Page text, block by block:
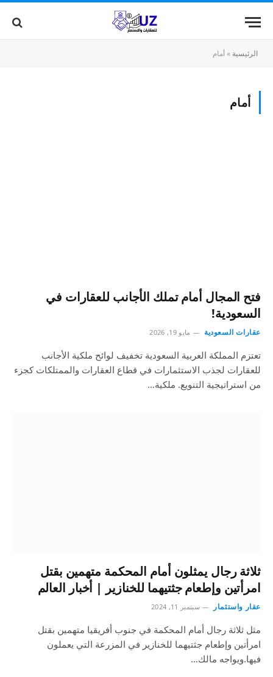
الرئيسية » أمام
أمام
فتح المجال أمام تملك الأجانب للعقارات في
السعودية!
عقارات السعودية مايو 19, 2026
تعتزم المملكة العربية السعودية تخفيف لوائح ملكية الأجانب
للعقارات لجذب الاستثمارات في قطاع العقارات والممتلكات كجزء
من استراتيجية التنويع. ملكية…
ثلاثة رجال يمثلون أمام المحكمة متهمين بقتل
امرأتين وإطعام جثتيهما للخنازير | أخبار العالم
عقار واستثمار سبتمبر 11, 2024
مثل ثلاثة رجال أمام المحكمة في جنوب أفريقيا متهمين بقتل
امرأتين وإطعام جثتيهما للخنازير في المزرعة التي يعملون
فيها.ويواجه مالك…